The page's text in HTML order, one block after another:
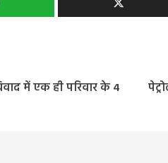
में एक ही परिवार के 4